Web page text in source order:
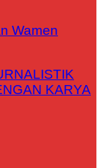
Wamen
KARYA